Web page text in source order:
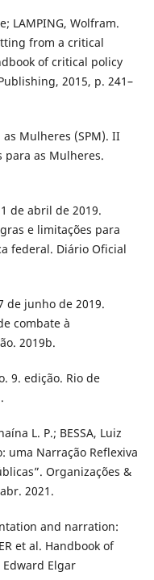
LAMPING, Wolfram.
from a critical
of critical policy
2015, p. 241–
as Mulheres (SPM). II
para as Mulheres.
de abril de 2019.
e limitações para
federal. Diário Oficial
de junho de 2019.
combate à
2019b.
9. edição. Rio de
L. P.; BESSA, Luiz
uma Narração Reflexiva
Organizações &
2021.
and narration:
et al. Handbook of
Elgar